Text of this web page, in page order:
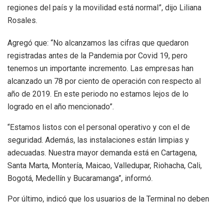
regiones del país y la movilidad está normal”, dijo Liliana
Rosales.
Agregó que: “No alcanzamos las cifras que quedaron
registradas antes de la Pandemia por Covid 19, pero
tenemos un importante incremento. Las empresas han
alcanzado un 78 por ciento de operación con respecto al
año de 2019. En este periodo no estamos lejos de lo
logrado en el año mencionado”.
“Estamos listos con el personal operativo y con el de
seguridad. Además, las instalaciones están limpias y
adecuadas. Nuestra mayor demanda está en Cartagena,
Santa Marta, Montería, Maicao, Valledupar, Riohacha, Cali,
Bogotá, Medellín y Bucaramanga”, informó.
Por último, indicó que los usuarios de la Terminal no deben